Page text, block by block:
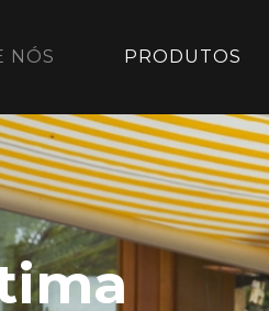
NÓS PRODUTOS